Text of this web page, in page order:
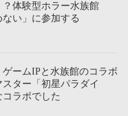
体験型ホラー水族館
ない」に参加する
ームIPと水族館のコラボ
ター「初星パラダイ
ラボでした